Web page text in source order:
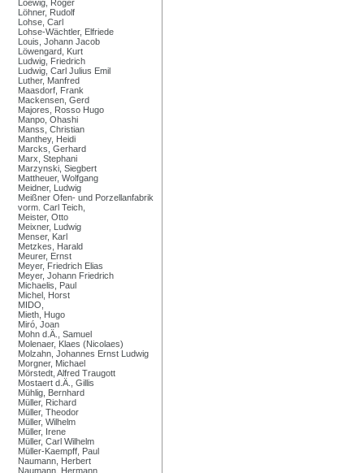
Loewig, Roger
Löhner, Rudolf
Lohse, Carl
Lohse-Wächtler, Elfriede
Louis, Johann Jacob
Löwengard, Kurt
Ludwig, Friedrich
Ludwig, Carl Julius Emil
Luther, Manfred
Maasdorf, Frank
Mackensen, Gerd
Majores, Rosso Hugo
Manpo, Ohashi
Manss, Christian
Manthey, Heidi
Marcks, Gerhard
Marx, Stephani
Marzynski, Siegbert
Mattheuer, Wolfgang
Meidner, Ludwig
Meißner Ofen- und Porzellanfabrik
vorm. Carl Teich,
Meister, Otto
Meixner, Ludwig
Menser, Karl
Metzkes, Harald
Meurer, Ernst
Meyer, Friedrich Elias
Meyer, Johann Friedrich
Michaelis, Paul
Michel, Horst
MIDO,
Mieth, Hugo
Miró, Joan
Mohn d.Ä., Samuel
Molenaer, Klaes (Nicolaes)
Molzahn, Johannes Ernst Ludwig
Morgner, Michael
Mörstedt, Alfred Traugott
Mostaert d.Ä., Gillis
Mühlig, Bernhard
Müller, Richard
Müller, Theodor
Müller, Wilhelm
Müller, Irene
Müller, Carl Wilhelm
Müller-Kaempff, Paul
Naumann, Herbert
Naumann, Hermann